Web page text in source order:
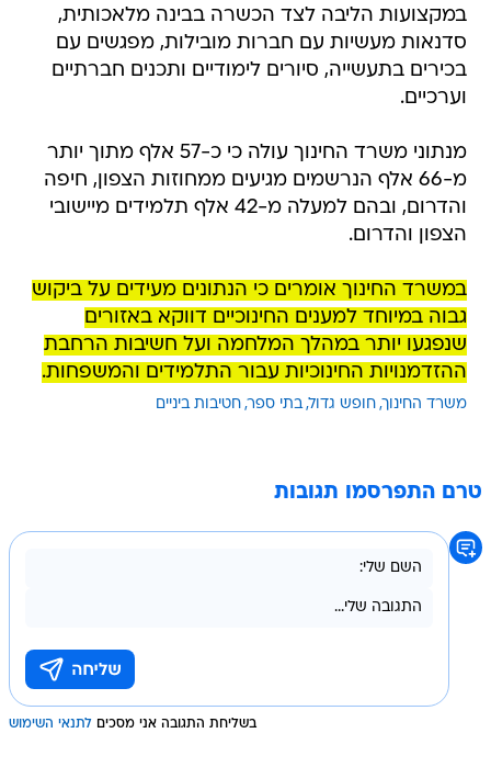
במקצועות הליבה לצד הכשרה בבינה מלאכותית,
סדנאות מעשיות עם חברות מובילות, מפגשים עם
בכירים בתעשייה, סיורים לימודיים ותכנים חברתיים
וערכיים.
מנתוני משרד החינוך עולה כי כ-57 אלף מתוך יותר
מ-66 אלף הנרשמים מגיעים ממחוזות הצפון, חיפה
והדרום, ובהם למעלה מ-42 אלף תלמידים מיישובי
הצפון והדרום.
במשרד החינוך אומרים כי הנתונים מעידים על ביקוש
גבוה במיוחד למענים החינוכיים דווקא באזורים
שנפגעו יותר במהלך המלחמה ועל חשיבות הרחבת
ההזדמנויות החינוכיות עבור התלמידים והמשפחות.
משרד החינוך חופש גדול בתי ספר חטיבות ביניים
טרם התפרסמו תגובות
בשליחת התגובה אני מסכים לתנאי השימוש